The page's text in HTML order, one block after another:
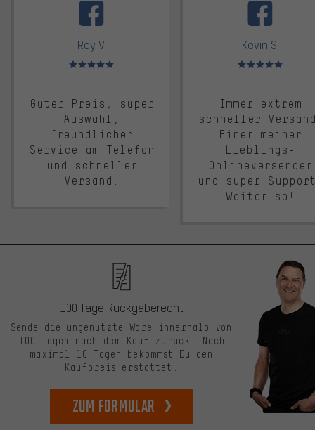
Roy V.
Bewertungen: 5 von 5
Guter Preis, super
Auswahl,
freundlicher
Service am Telefon
und schneller
Versand.
Kevin S.
Bewertungen: 5 von 5
Immer extrem
schneller
Einer meiner
Lieblings-
Onlineversender
und super
Weiter so!
100 Tage Rückgaberecht
Sende die ungenutzte Ware innerhalb von
100 Tagen nach dem Kauf zurück. Nach
maximal 10 Tagen bekommst Du den
Kaufpreis erstattet.
zum Formular